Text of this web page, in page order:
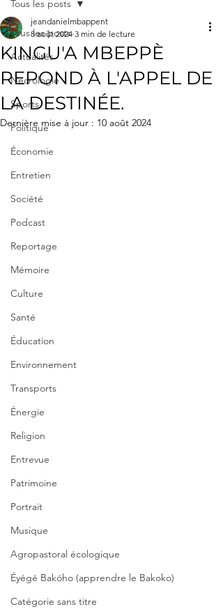
Tous les posts
Actualités
Nécrologie
Sports
Politique
Économie
Entretien
Société
Podcast
Reportage
Mémoire
Culture
Santé
Éducation
Environnement
Transports
Énergie
Religion
Entrevue
Patrimoine
Portrait
Musique
Agropastoral écologique
Éyégé Bakóho (apprendre le Bakoko)
Catégorie sans titre
Tous les posts
KINGU'A MBEPPÈ
REPOND À L'APPEL DE
LA DESTINÉE.
jeandanielmbappent
8 août 2024 3 min de lecture
Dernière mise à jour : 10 août 2024